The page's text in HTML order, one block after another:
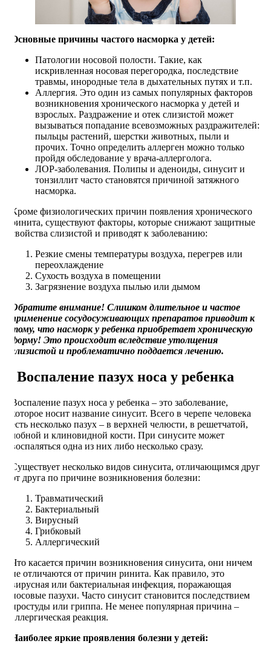
Основные причины частого насморка у детей:
Патологии носовой полости. Такие, как
искривленная носовая перегородка, последствие
травмы, инородные тела в дыхательных путях и т.п.
Аллергия. Это один из самых популярных факторов
возникновения хронического насморка у детей и
взрослых. Раздражение и отек слизистой может
вызываться попадание всевозможных раздражителей:
пыльцы растений, шерстки животных, пыли и
прочих. Точно определить аллерген можно только
пройдя обследование у врача-аллерголога.
ЛОР-заболевания. Полипы и аденоиды, синусит и
тонзиллит часто становятся причиной затяжного
насморка.
Кроме физиологических причин появления хронического
ринита, существуют факторы, которые снижают защитные
свойства слизистой и приводят к заболеванию:
Резкие смены температуры воздуха, перегрев или
переохлаждение
Сухость воздуха в помещении
Загрязнение воздуха пылью или дымом
Обратите внимание! Слишком длительное и частое
применение сосудосуживающих препаратов приводит к
тому, что насморк у ребенка приобретает хроническую
форму! Это происходит вследствие утолщения
слизистой и проблематично поддается лечению.
Воспаление пазух носа у ребенка
Воспаление пазух носа у ребенка – это заболевание,
которое носит название синусит. Всего в черепе человека
есть несколько пазух – в верхней челюсти, в решетчатой,
лобной и клиновидной кости. При синусите может
воспаляться одна из них либо несколько сразу.
Существует несколько видов синусита, отличающимся друг
от друга по причине возникновения болезни:
Травматический
Бактериальный
Вирусный
Грибковый
Аллергический
Что касается причин возникновения синусита, они ничем
не отличаются от причин ринита. Как правило, это
вирусная или бактериальная инфекция, поражающая
носовые пазухи. Часто синусит становится последствием
простуды или гриппа. Не менее популярная причина –
аллергическая реакция.
Наиболее яркие проявления болезни у детей: